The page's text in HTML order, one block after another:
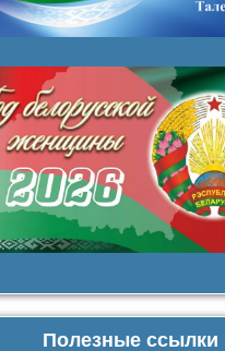
Полезные ссылки